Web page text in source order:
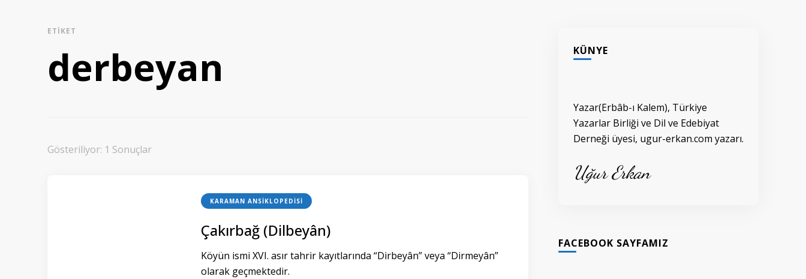
ETIKET
derbeyan
Gösteriliyor: 1 Sonuçlar
KARAMAN ANSIKLOPEDISI
Çakırbağ (Dilbeyân)
Köyün ismi XVI. asır tahrir kayıtlarında “Dirbeyân” veya “Dirmeyân”
olarak geçmektedir.
KÜNYE
Yazar(Erbâb-ı Kalem), Türkiye
Yazarlar Birliği ve Dil ve Edebiyat
Derneği üyesi, ugur-erkan.com yazarı.
Uğur Erkan
FACEBOOK SAYFAMIZ